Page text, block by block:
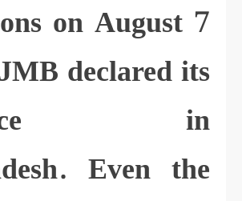
on August 7
declared its
in
Even the